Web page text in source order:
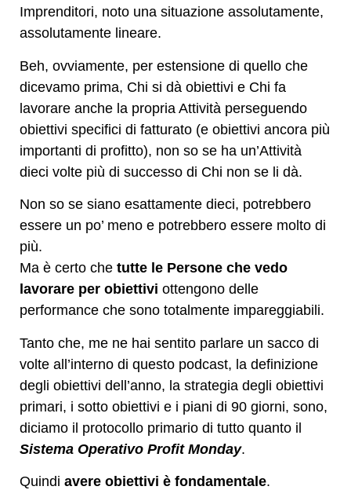
Imprenditori, noto una situazione assolutamente,
assolutamente lineare.
Beh, ovviamente, per estensione di quello che
dicevamo prima, Chi si dà obiettivi e Chi fa
lavorare anche la propria Attività perseguendo
obiettivi specifici di fatturato (e obiettivi ancora più
importanti di profitto), non so se ha un’Attività
dieci volte più di successo di Chi non se li dà.
Non so se siano esattamente dieci, potrebbero
essere un po’ meno e potrebbero essere molto di
più.
Ma è certo che tutte le Persone che vedo
lavorare per obiettivi ottengono delle
performance che sono totalmente impareggiabili.
Tanto che, me ne hai sentito parlare un sacco di
volte all’interno di questo podcast, la definizione
degli obiettivi dell’anno, la strategia degli obiettivi
primari, i sotto obiettivi e i piani di 90 giorni, sono,
diciamo il protocollo primario di tutto quanto il
Sistema Operativo Profit Monday.
Quindi avere obiettivi è fondamentale.